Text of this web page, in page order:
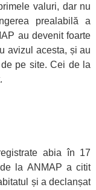
valuri, dar nu
prealabilă a
au devenit foarte
avizul acesta, și au
pe site. Cei de la
abia în 17
la ANMAP a citit
și a declanșat